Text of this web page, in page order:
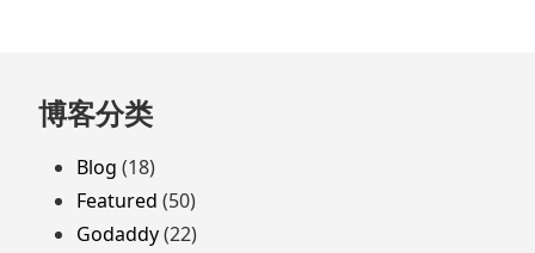
跳
至
页
脚
博客分类
Blog (18)
Featured (50)
Godaddy(22)